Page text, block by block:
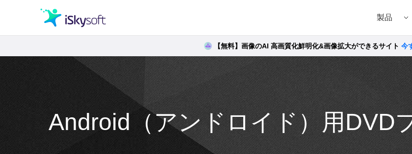
製品
クリエイティビティ
オフィス効率化
ユーティリティ
Filmora（フィモーラ）
• Filmora for Windows
• Filmora for Mac
UniConverter(スーパーメデ
• UniConverter for Windows
• UniConverter for Mac
【無料】画像のAI 高画質化鮮明化&画像拡大ができるサイト 今
Android（アンドロイド）用DVD